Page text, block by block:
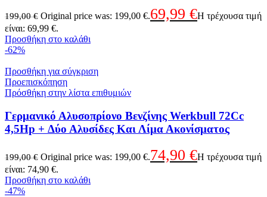
199,00€ Original price was: 199,00 €.69,99 €Η τρέχουσα τιμή
είναι: 69,99 €.
Προσθήκη στο καλάθι
-62%
Προσθήκη για σύγκριση
Προεπισκόπηση
Πρόσθήκη στην λίστα επιθυμιών
Γερμανικό Αλυσοπρίονο Βενζίνης Werkbull 72Cc
4,5Hp + Δύο Αλυσίδες Και Λίμα Ακονίσματος
199,00€ Original price was: 199,00 €.74,90 €Η τρέχουσα τιμή
είναι: 74,90 €.
Προσθήκη στο καλάθι
-47%